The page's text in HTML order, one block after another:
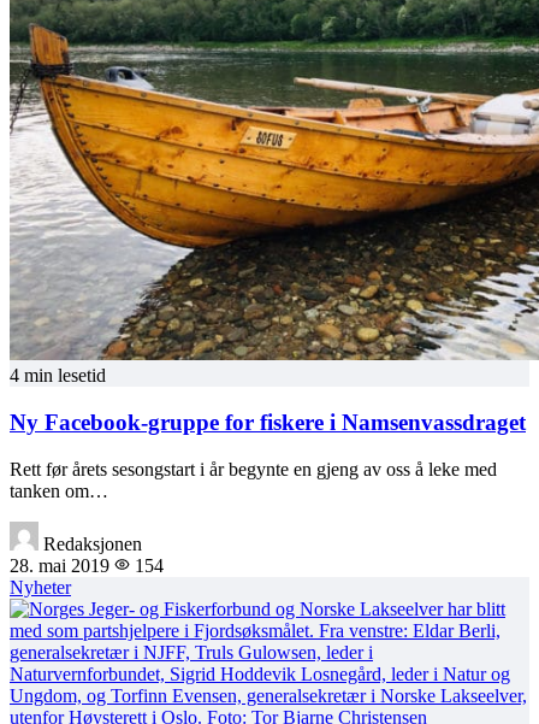
4 min lesetid
Ny Facebook-gruppe for fiskere i Namsenvassdraget
Rett før årets sesongstart i år begynte en gjeng av oss å leke med
tanken om…
Redaksjonen
28. mai 2019
154
Nyheter